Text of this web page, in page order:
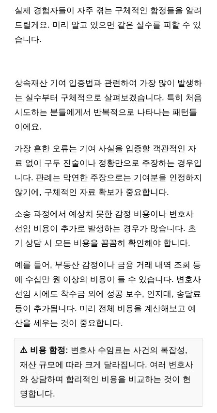
실제 경험자들이 자주 겪는 구체적인 함정들을 알려
드릴게요. 미리 알고 있으면 같은 실수를 피할 수 있
습니다.
상속재산 기여 입증법과 관련하여 가장 많이 발생하
는 실수부터 구체적으로 살펴보겠습니다. 특히 처음
시도하는 분들에게서 반복적으로 나타나는 패턴들
이에요.
가장 흔한 오류는 기여 사실을 입증할 객관적인 자
료 없이 구두 진술이나 정황만으로 주장하는 경우입
니다. 판례는 막연한 주장으로는 기여분을 인정하지
않기에, 구체적인 자료 확보가 중요합니다.
소송 과정에서 예상치 못한 감정 비용이나 변호사
선임 비용이 추가로 발생하는 경우가 많습니다. 초
기 상담 시 모든 비용을 꼼꼼히 확인해야 합니다.
예를 들어, 부동산 감정이나 금융 거래 내역 조회 등
에 수십만 원 이상의 비용이 들 수 있습니다. 변호사
선임 시에도 착수금 외에 성공 보수, 인지대, 송달료
등이 추가됩니다. 미리 전체 비용을 계산해보고 예
산을 세우는 것이 중요합니다.
⚠️ 비용 함정: 변호사 수임료는 사건의 복잡성,
재산 규모에 따라 크게 달라집니다. 여러 변호사
와 상담하며 합리적인 비용을 비교하는 것이 현
명합니다.